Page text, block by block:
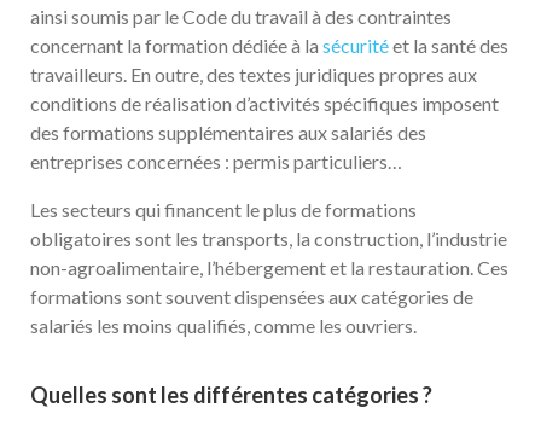
ainsi soumis par le Code du travail à des contraintes
concernant la formation dédiée à la sécuritéet la santé des
travailleurs. En outre, des textes juridiques propres aux
conditions de réalisation d’activités spécifiques imposent
des formations supplémentaires aux salariés des
entreprises concernées : permis particuliers…
Les secteurs qui financent le plus de formations
obligatoires sont les transports, la construction, l’industrie
non-agroalimentaire, l’hébergement et la restauration. Ces
formations sont souvent dispensées aux catégories de
salariés les moins qualifiés, comme les ouvriers.
Quelles sont les différentes catégories ?